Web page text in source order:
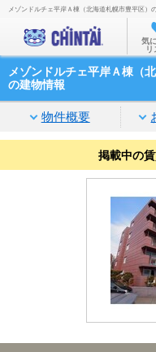
メゾンドルチェ平岸Ａ棟（北海道札幌市豊平区）
気
リ
メゾンドルチェ平岸Ａ棟（
の建物情報
物件概要
掲載中の